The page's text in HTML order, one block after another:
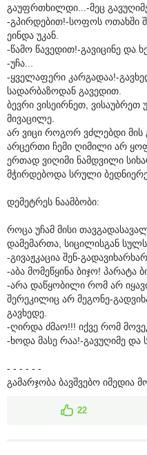
გაუფრთხილდი...-მეც
-გპირდებით!-სოფოს ოთახში
ეინდა უკან.
-წამო წავედით!-გავიცინე და
-უჩა...
-ყველაფერი კარგადაა!-
სადარბაზოდან გავედით.
ბევრი ვისეირნეთ, ვისაუბრეთ
მივაცილე.
არ ვიცი როგორ ვძლებდი მის
არცერთი ჩემი ღიმილი არ
ერთად ვიღიმი ნამდვილი
მჭირდებოდა სრული
დემეტრეს ნაამბობი:
როცა უჩამ მისი
დამემართა, სიცილისგან
-გივაჟკაცია შენ-
-აბა მომეწყინა ბიჯო! პარატა
-არა დაწყობილი რომ არ
შერეკილიც არ მეგონე-
გავხედე.
-ღირდა ძმაო!!! იქვე რომ
-ხოდა მასე რაა!-გავუღიმე და
- - - - - -
გამარჯობა ბავშვებო იმედია
22